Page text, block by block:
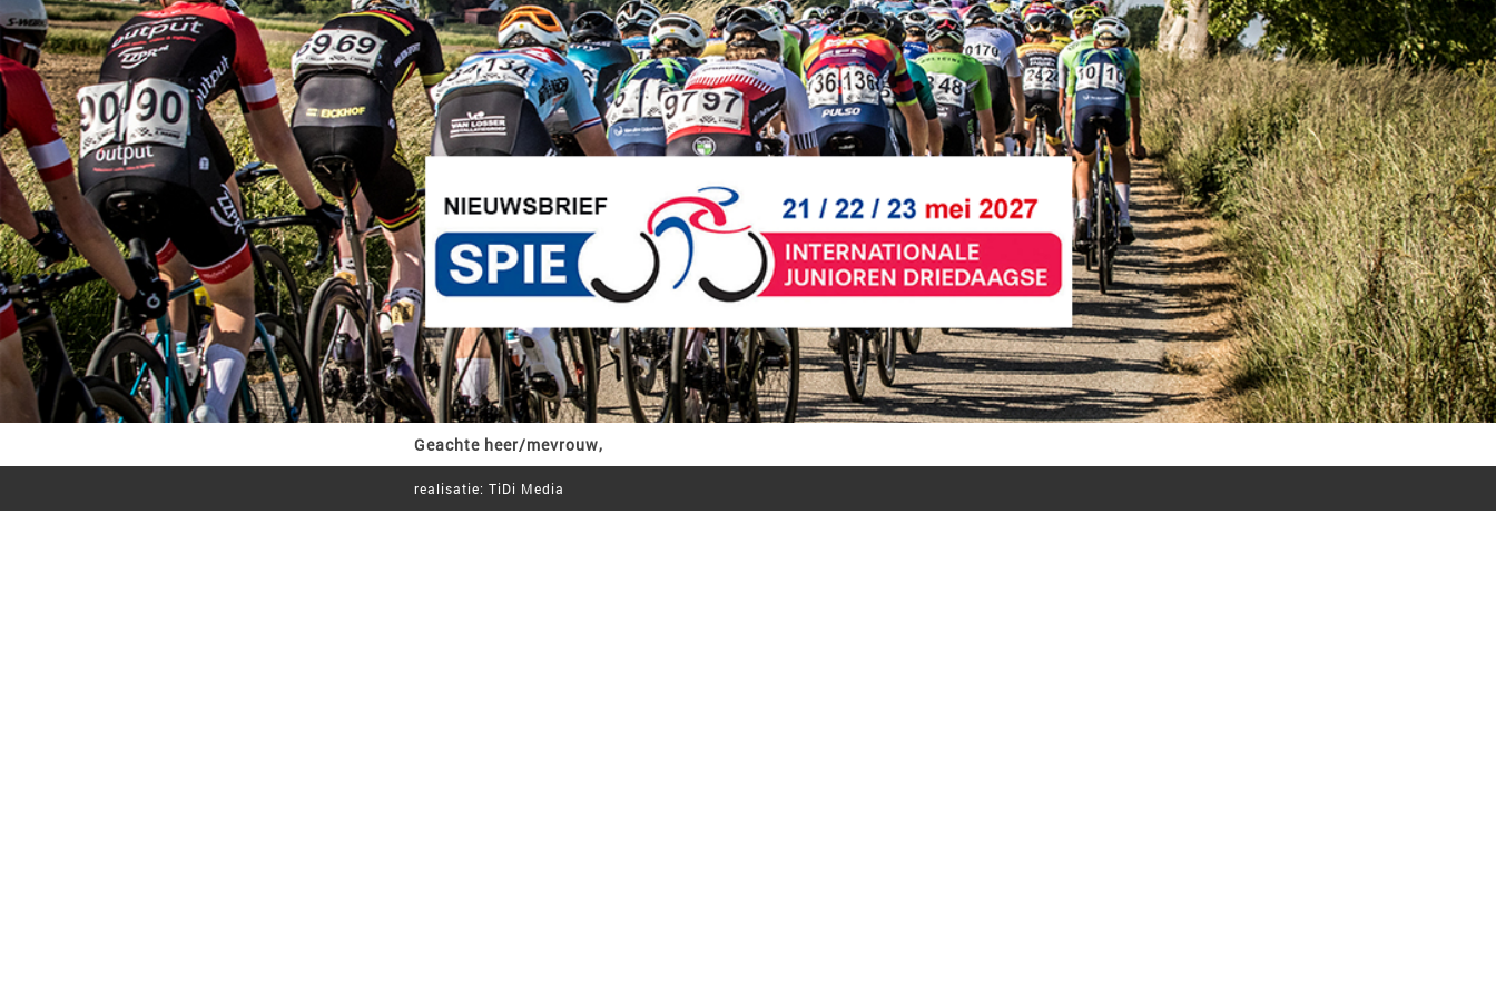
Geachte heer/mevrouw,
realisatie: TiDi Media